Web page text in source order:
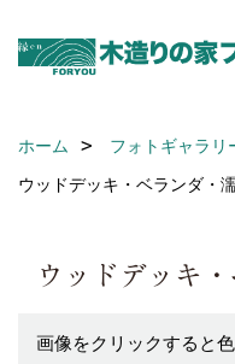
ホーム フォトギャラリ
ウッドデッキ・ベランダ・
ウッドデッキ
画像をクリックすると